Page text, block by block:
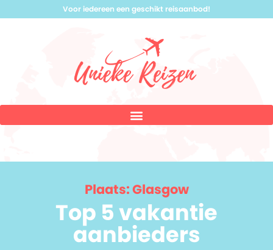
Voor iedereen een geschikt reisaanbod!
Plaats: Glasgow
Top 5 vakantie
aanbieders